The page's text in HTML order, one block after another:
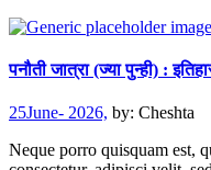
पनौती जात्रा (ज्या पुन्ही) :
25June- 2026, by: Cheshta
Neque porro quisquam est,